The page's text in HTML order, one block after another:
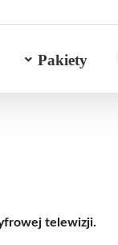
Pakiety
telewizji.